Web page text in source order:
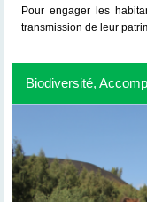
Pour engager les
transmission de leur
Biodiversité,